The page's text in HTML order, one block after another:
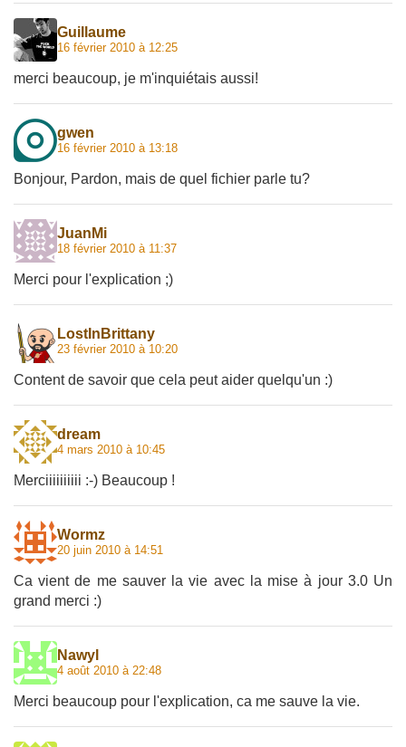
Guillaume
16 février 2010 à 12:25
merci beaucoup, je m'inquiétais aussi!
gwen
16 février 2010 à 13:18
Bonjour, Pardon, mais de quel fichier parle tu?
JuanMi
18 février 2010 à 11:37
Merci pour l'explication ;)
LostInBrittany
23 février 2010 à 10:20
Content de savoir que cela peut aider quelqu'un :)
dream
4 mars 2010 à 10:45
Merciiiiiiiiii :-) Beaucoup !
Wormz
20 juin 2010 à 14:51
Ca vient de me sauver la vie avec la mise à jour 3.0 Un
grand merci :)
Nawyl
4 août 2010 à 22:48
Merci beaucoup pour l'explication, ca me sauve la vie.